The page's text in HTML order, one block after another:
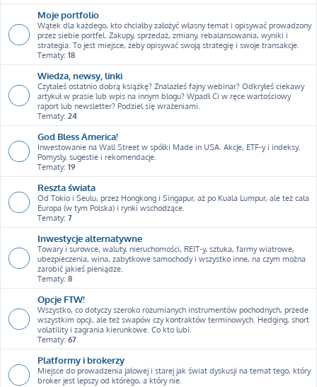
Moje portfolio
Wątek dla każdego, kto chciałby założyć własny temat i opisywać prowadzony
przez siebie portfel. Zakupy, sprzedaż, zmiany, rebalansowania, wyniki i
strategia. To jest miejsce, żeby opisywać swoją strategię i swoje transakcje.
Tematy: 18
Wiedza, newsy, linki
Czytałeś ostatnio dobrą książkę? Znalazłeś fajny webinar? Odkryłeś ciekawy
artykuł w prasie lub wpis na innym blogu? Wpadł Ci w ręce wartościowy
raport lub newsletter? Podziel się wrażeniami.
Tematy: 24
God Bless America!
Inwestowanie na Wall Street w spółki Made in USA. Akcje, ETF-y i indeksy.
Pomysły, sugestie i rekomendacje.
Tematy: 19
Reszta świata
Od Tokio i Seulu, przez Hongkong i Singapur, aż po Kuala Lumpur, ale też cała
Europa (w tym Polska) i rynki wschodzące.
Tematy: 7
Inwestycje alternatywne
Towary i surowce, waluty, nieruchomości, REIT-y, sztuka, farmy wiatrowe,
ubezpieczenia, wina, zabytkowe samochody i wszystko inne, na czym można
zarobić jakieś pieniądze.
Tematy: 8
Opcje FTW!
Wszystko, co dotyczy szeroko rozumianych instrumentów pochodnych, przede
wszystkim opcji, ale też swapów czy kontraktów terminowych. Hedging, short
volatility i zagrania kierunkowe. Co kto lubi.
Tematy: 67
Platformy i brokerzy
Miejsce do prowadzenia jałowej i starej jak świat dyskusji na temat tego, który
broker jest lepszy od którego, a który nie.